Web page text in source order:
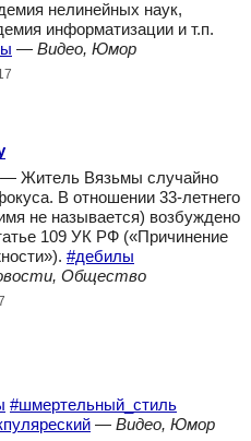
нелинейных наук,
информатизации и т.п.
— Видео, Юмор
— Житель Вязьмы случайно
В отношении 33-летнего
не называется) возбуждено
109 УК РФ («Причинение
#дебилы
Общество
#шмертельный_стиль
— Видео, Юмор